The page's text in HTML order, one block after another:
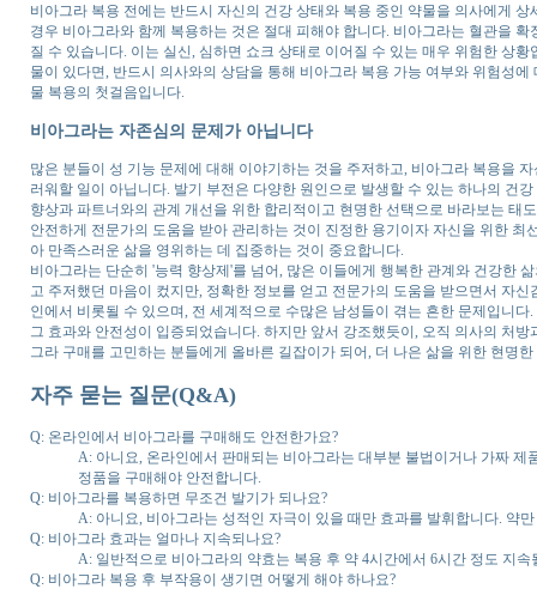
비아그라 복용 전에는 반드시 자신의 건강 상태와 복용 중인 약물을 의사에게
경우 비아그라와 함께 복용하는 것은 절대 피해야 합니다. 비아그라는 혈관을
질 수 있습니다. 이는 실신, 심하면 쇼크 상태로 이어질 수 있는 매우 위험한 상
물이 있다면, 반드시 의사와의 상담을 통해 비아그라 복용 가능 여부와 위험성
물 복용의 첫걸음입니다.
비아그라는 자존심의 문제가 아닙니다
많은 분들이 성 기능 문제에 대해 이야기하는 것을 주저하고, 비아그라 복용을
러워할 일이 아닙니다. 발기 부전은 다양한 원인으로 발생할 수 있는 하나의 건
향상과 파트너와의 관계 개선을 위한 합리적이고 현명한 선택으로 바라보는 태
안전하게 전문가의 도움을 받아 관리하는 것이 진정한 용기이자 자신을 위한
아 만족스러운 삶을 영위하는 데 집중하는 것이 중요합니다.
비아그라는 단순히 '능력 향상제'를 넘어, 많은 이들에게 행복한 관계와 건강한
고 주저했던 마음이 컸지만, 정확한 정보를 얻고 전문가의 도움을 받으면서 자
인에서 비롯될 수 있으며, 전 세계적으로 수많은 남성들이 겪는 흔한 문제입니
그 효과와 안전성이 입증되었습니다. 하지만 앞서 강조했듯이, 오직 의사의 처
그라 구매를 고민하는 분들에게 올바른 길잡이가 되어, 더 나은 삶을 위한 현명
자주 묻는 질문(Q&A)
Q: 온라인에서 비아그라를 구매해도 안전한가요?
A: 아니요, 온라인에서 판매되는 비아그라는 대부분 불법이거나 가짜
정품을 구매해야 안전합니다.
Q: 비아그라를 복용하면 무조건 발기가 되나요?
A: 아니요, 비아그라는 성적인 자극이 있을 때만 효과를 발휘합니다. 약
Q: 비아그라 효과는 얼마나 지속되나요?
A: 일반적으로 비아그라의 약효는 복용 후 약 4시간에서 6시간 정도 지
Q: 비아그라 복용 후 부작용이 생기면 어떻게 해야 하나요?